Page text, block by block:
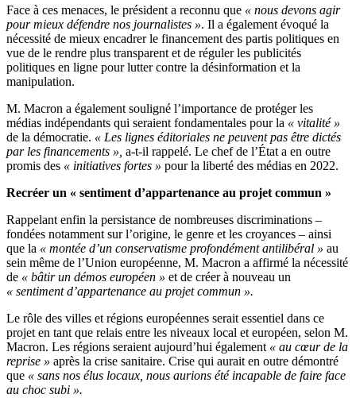
Face à ces menaces, le président a reconnu que « nous devons agir
pour mieux défendre nos journalistes ». Il a également évoqué la
nécessité de mieux encadrer le financement des partis politiques en
vue de le rendre plus transparent et de réguler les publicités
politiques en ligne pour lutter contre la désinformation et la
manipulation.
M. Macron a également souligné l’importance de protéger les
médias indépendants qui seraient fondamentales pour la « vitalité »
de la démocratie. « Les lignes éditoriales ne peuvent pas être dictés
par les financements », a-t-il rappelé. Le chef de l’État a en outre
promis des « initiatives fortes » pour la liberté des médias en 2022.
Recréer un « sentiment d’appartenance au projet commun »
Rappelant enfin la persistance de nombreuses discriminations –
fondées notamment sur l’origine, le genre et les croyances – ainsi
que la « montée d’un conservatisme profondément antilibéral » au
sein même de l’Union européenne, M. Macron a affirmé la nécessité
de « bâtir un démos européen » et de créer à nouveau un
« sentiment d’appartenance au projet commun ».
Le rôle des villes et régions européennes serait essentiel dans ce
projet en tant que relais entre les niveaux local et européen, selon M.
Macron. Les régions seraient aujourd’hui également « au cœur de la
reprise » après la crise sanitaire. Crise qui aurait en outre démontré
que « sans nos élus locaux, nous aurions été incapable de faire face
au choc subi ».